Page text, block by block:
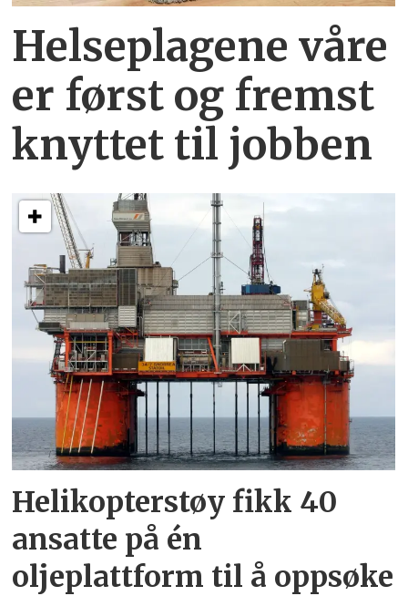
Helseplagene våre
er først og fremst
knyttet til jobben
Helikopterstøy fikk 40
ansatte på én
oljeplattform til å oppsøke